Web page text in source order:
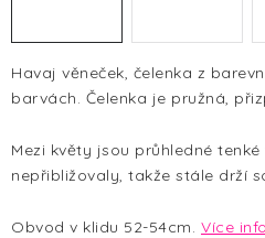
Havaj věneček, čelenka z
barvách. Čelenka je pružná,
Mezi květy jsou průhledné
nepřibližovaly, takže stále drží
Obvod v klidu 52-54cm. Více